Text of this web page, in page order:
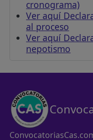
cronograma)
Ver aquí
al proceso
Ver aquí
nepotismo